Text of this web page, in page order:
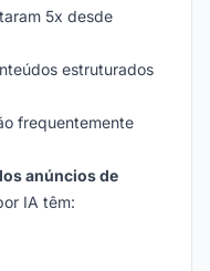
5x desde
estruturados
frequentemente
anúncios de
IA têm: